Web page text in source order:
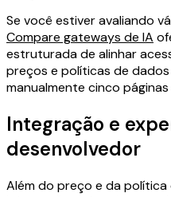
Se você estiver avaliando
Compare gateways de IA
estruturada de alinhar
preços e políticas de
manualmente cinco
Integração e
desenvolvedor
Além do preço e da